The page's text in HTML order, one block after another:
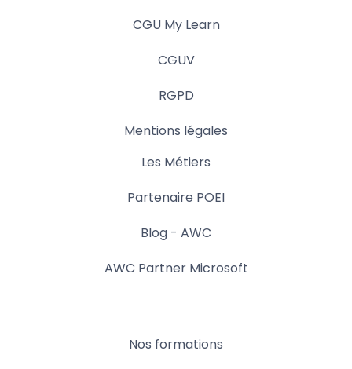
CGU My Learn
CGUV
RGPD
Mentions légales
Les Métiers
Partenaire POEI
Blog - AWC
AWC Partner Microsoft
Nos formations